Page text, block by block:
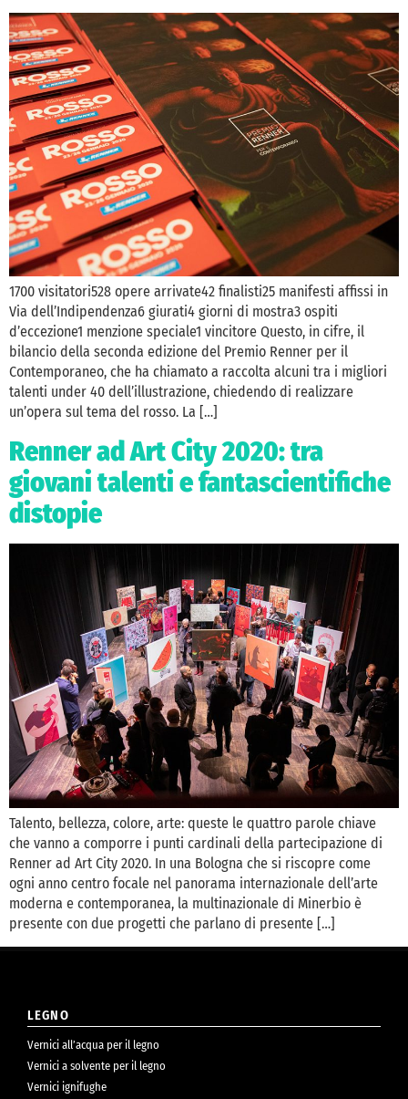
1700 visitatori528 opere arrivate42 finalisti25 manifesti affissi in
Via dell’Indipendenza6 giurati4 giorni di mostra3 ospiti
d’eccezione1 menzione speciale1 vincitore Questo, in cifre, il
bilancio della seconda edizione del Premio Renner per il
Contemporaneo, che ha chiamato a raccolta alcuni tra i migliori
talenti under 40 dell’illustrazione, chiedendo di realizzare
un’opera sul tema del rosso. La […]
Renner ad Art City 2020: tra
giovani talenti e fantascientifiche
distopie
Talento, bellezza, colore, arte: queste le quattro parole chiave
che vanno a comporre i punti cardinali della partecipazione di
Renner ad Art City 2020. In una Bologna che si riscopre come
ogni anno centro focale nel panorama internazionale dell’arte
moderna e contemporanea, la multinazionale di Minerbio è
presente con due progetti che parlano di presente […]
LEGNO
Vernici all’acqua per il legno
Vernici a solvente per il legno
Vernici ignifughe